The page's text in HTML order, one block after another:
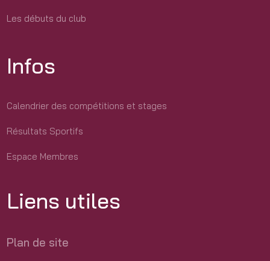
Les débuts du club
Infos
Calendrier des compétitions et stages
Résultats Sportifs
Espace Membres
Liens utiles
Plan de site